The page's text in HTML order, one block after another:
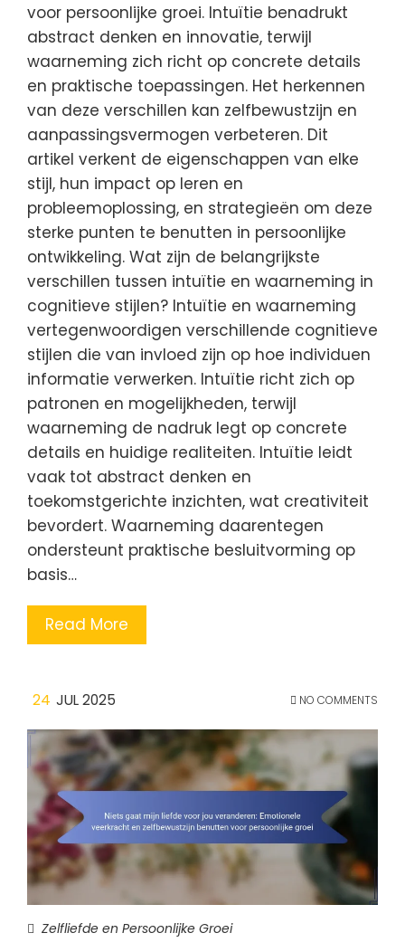
voor persoonlijke groei. Intuïtie benadrukt
abstract denken en innovatie, terwijl
waarneming zich richt op concrete details
en praktische toepassingen. Het herkennen
van deze verschillen kan zelfbewustzijn en
aanpassingsvermogen verbeteren. Dit
artikel verkent de eigenschappen van elke
stijl, hun impact op leren en
probleemoplossing, en strategieën om deze
sterke punten te benutten in persoonlijke
ontwikkeling. Wat zijn de belangrijkste
verschillen tussen intuïtie en waarneming in
cognitieve stijlen? Intuïtie en waarneming
vertegenwoordigen verschillende cognitieve
stijlen die van invloed zijn op hoe individuen
informatie verwerken. Intuïtie richt zich op
patronen en mogelijkheden, terwijl
waarneming de nadruk legt op concrete
details en huidige realiteiten. Intuïtie leidt
vaak tot abstract denken en
toekomstgerichte inzichten, wat creativiteit
bevordert. Waarneming daarentegen
ondersteunt praktische besluitvorming op
basis…
Read More
24 JUL 2025 NO COMMENTS
Zelfliefde en Persoonlijke Groei